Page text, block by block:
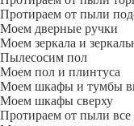
Протираем от пыли
Моем дверные ручки
Моем зеркала и
Пылесосим пол
Моем пол и плинтуса
Моем шкафы и тумбы
Моем шкафы сверху
Протираем от пыли